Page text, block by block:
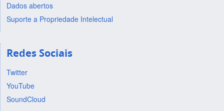
Dados abertos
Suporte a Propriedade Intelectual
Redes Sociais
Twitter
YouTube
SoundCloud